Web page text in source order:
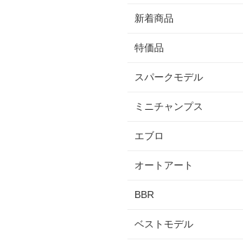
新着商品
特価品
スパークモデル
ミニチャンプス
エブロ
オートアート
BBR
ベストモデル